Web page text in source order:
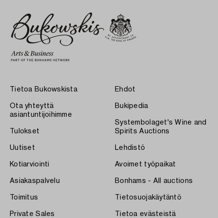
Tietoa Bukowskista
Ota yhteyttä
asiantuntijoihimme
Tulokset
Uutiset
Kotiarviointi
Asiakaspalvelu
Toimitus
Private Sales
Ehdot
Bukipedia
Systembolaget's Wine and
Spirits Auctions
Lehdistö
Avoimet työpaikat
Bonhams - All auctions
Tietosuojakäytäntö
Tietoa evästeistä